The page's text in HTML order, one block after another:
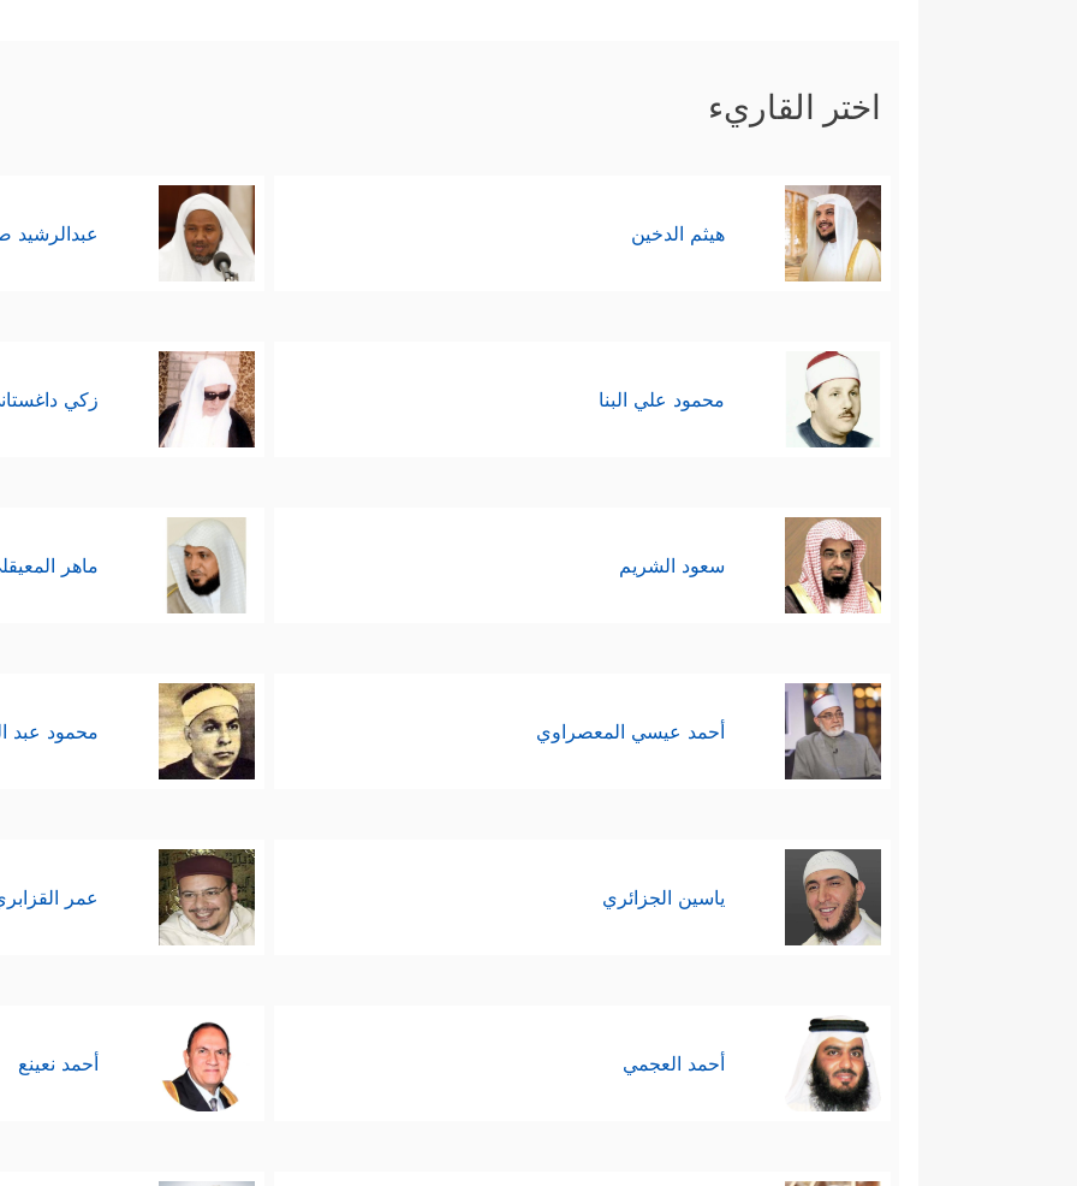
اختر القاريء
هيثم الدخين عبدالرشيد
محمود علي البنا زكي
سعود الشريم ماهر
أحمد عيسي المعصراوي محمود عبد
ياسين الجزائري عمر
أحمد العجمي أحمد نعينع